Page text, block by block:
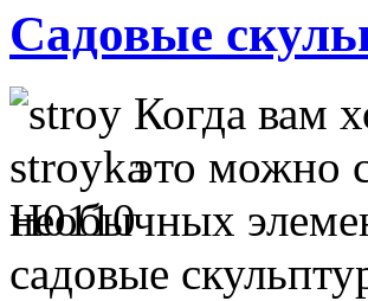
Садовые
Когда вам
это можно
необычных
садовые